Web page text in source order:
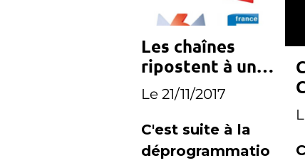
Les chaînes
ripostent à une
programmation
imprévue de
Canal+
Le 21/11/2017
C'est suite à la
déprogrammatio